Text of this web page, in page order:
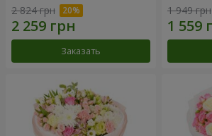
2 824 грн
Заказать
1 949 грн